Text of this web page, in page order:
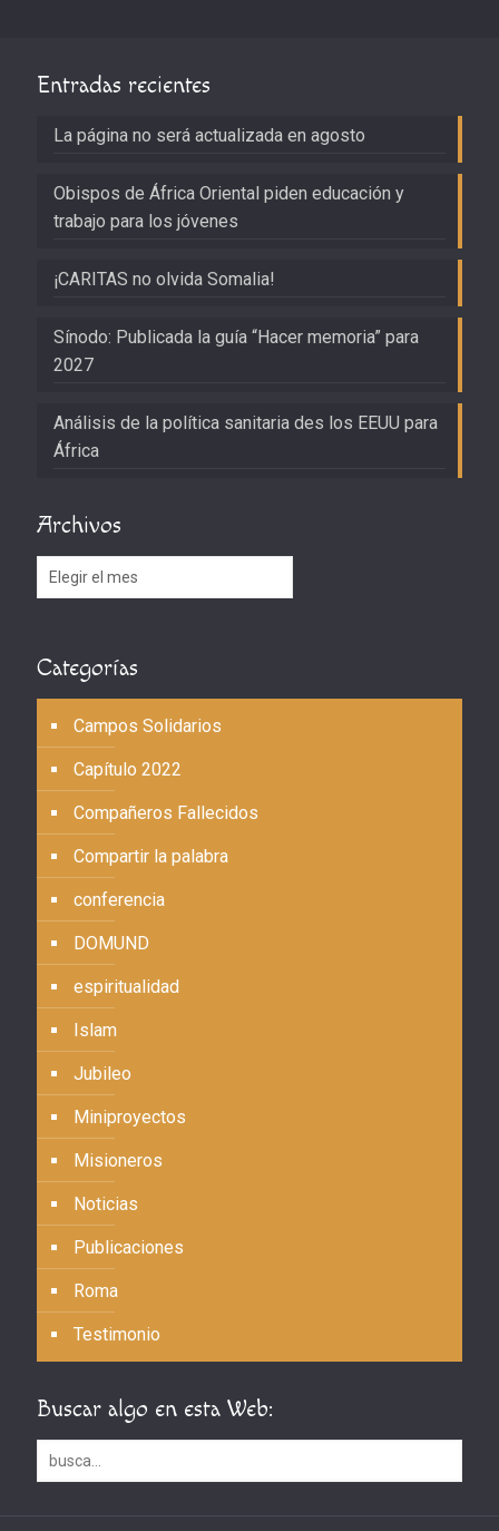
Entradas recientes
La página no será actualizada en agosto
Obispos de África Oriental piden educación y
trabajo para los jóvenes
¡CARITAS no olvida Somalia!
Sínodo: Publicada la guía “Hacer memoria” para
2027
Análisis de la política sanitaria des los EEUU para
África
Archivos
Archivos
Categorías
Campos Solidarios
Capítulo 2022
Compañeros Fallecidos
Compartir la palabra
conferencia
DOMUND
espiritualidad
Islam
Jubileo
Miniproyectos
Misioneros
Noticias
Publicaciones
Roma
Testimonio
Buscar algo en esta Web: